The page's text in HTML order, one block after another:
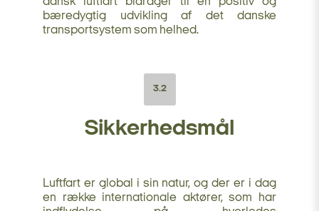
bæredygtig udvikling af det danske
transportsystem som helhed.
3.2
Sikkerhedsmål
Luftfart er global i sin natur, og der er i dag
en række internationale aktører, som har